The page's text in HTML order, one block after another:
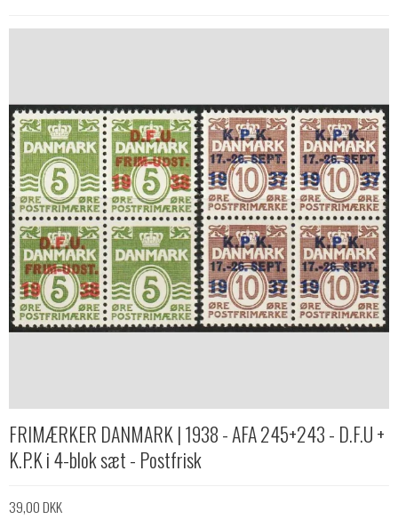
FRIMÆRKER DANMARK | 1938 - AFA 245+243 - D.F.U +
K.P.K i 4-blok sæt - Postfrisk
39,00 DKK